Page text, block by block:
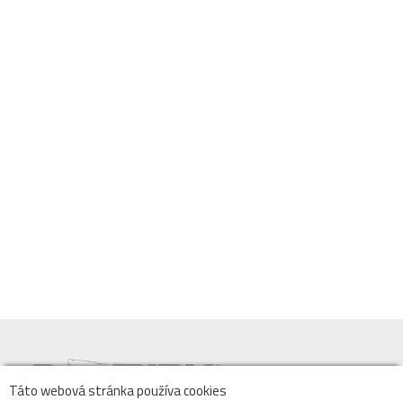
Táto webová stránka používa cookies